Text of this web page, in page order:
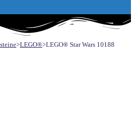
>LEGO®>LEGO® Star Wars 10188